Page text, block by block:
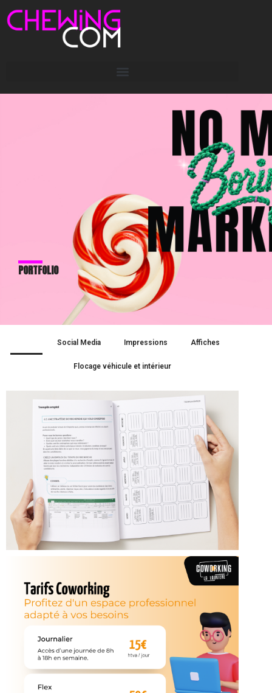
PORTFOLIO
Social Media Impressions Affiches
Flocage véhicule et intérieur